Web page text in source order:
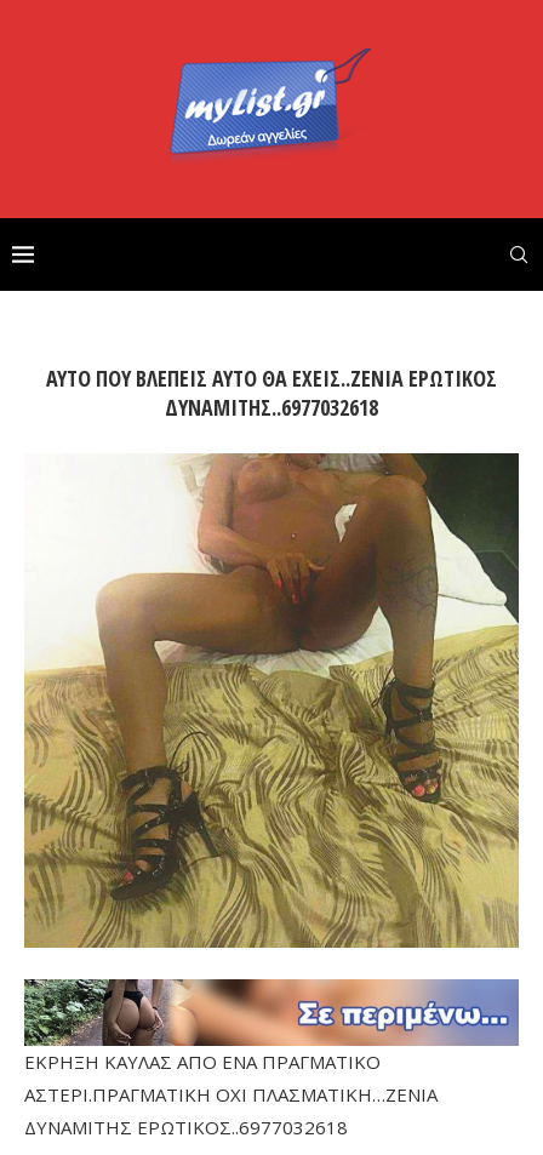
ΑΥΤΟ ΠΟΥ ΒΛΕΠΕΙΣ ΑΥΤΟ ΘΑ ΕΧΕΙΣ..ΖΕΝΙΑ ΕΡΩΤΙΚΟΣ
ΔΥΝΑΜΙΤΗΣ..6977032618
ΕΚΡΗΞΗ ΚΑΥΛΑΣ ΑΠΟ ΕΝΑ ΠΡΑΓΜΑΤΙΚΟ
ΑΣΤΕΡΙ.ΠΡΑΓΜΑΤΙΚΗ ΟΧΙ ΠΛΑΣΜΑΤΙΚΗ…ΖΕΝΙΑ
ΔΥΝΑΜΙΤΗΣ ΕΡΩΤΙΚΟΣ..6977032618